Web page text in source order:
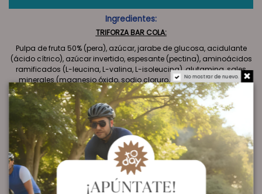
Ingredientes:
TRIFORZA BAR COLA:
Pulpa de fruta 50% (pera), azúcar, jarabe de glucosa, acidulante
(ácido cítrico), azúcar invertido, espesante (pectina), aminoácidos
ramificados (L-leucina, L-valina, L-isoleucina), glutamina, sales
minerales (magnesio óxido, sodio cloruro, zinc sulfato, potasio
gluconato), vitaminas (B1, B6, C, E), cafeína anhidra, humectanate
(sorbitol), concentrado de (cártamo, alga, zanahoria, manzana,
grosella negra), aroma: cola, conservantes: (E-202, E-200), panela
TRIFORZA BAR FRESA:
Pulpa de fruta 50%, azúcar, jarabe de glucosa, acidulante (ácido
cítrico), azúcar invertido, espesante (pectina), aminoácidos
ramificados (L-leucina, L-valina, L-isoleucina), glutamina, sales
minerales (magnesio óxido, sodio cloruro, zinc sulfato, potasio
gluconato), vitaminas (B1, B6, C, E), aroma: según sabor.
No mostrar de nuevo.